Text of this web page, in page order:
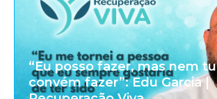
“Eu posso fazer, mas nem
convém fazer”: Edu Garcia |